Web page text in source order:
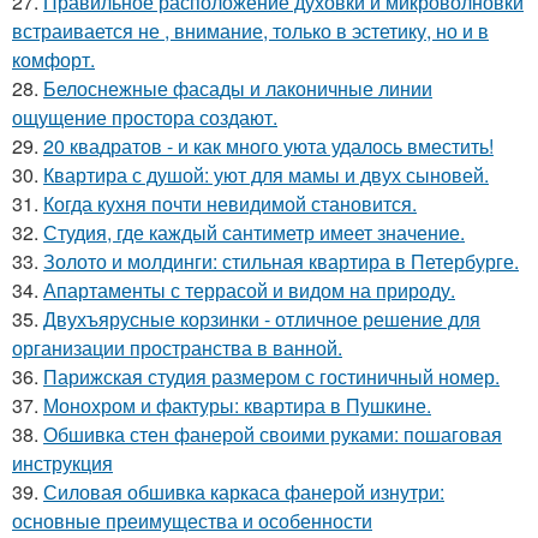
встраивается не , внимание, только в эстетику, но и в
комфорт.
28. Белоснежные фасады и лаконичные линии
ощущение простора создают.
29. 20 квадратов - и как много уюта удалось вместить!
30. Квартира с душой: уют для мамы и двух сыновей.
31. Когда кухня почти невидимой становится.
32. Студия, где каждый сантиметр имеет значение.
33. Золото и молдинги: стильная квартира в Петербурге.
34. Апартаменты с террасой и видом на природу.
35. Двухъярусные корзинки - отличное решение для
организации пространства в ванной.
36. Парижская студия размером с гостиничный номер.
37. Монохром и фактуры: квартира в Пушкине.
38. Обшивка стен фанерой своими руками: пошаговая
инструкция
39. Силовая обшивка каркаса фанерой изнутри:
основные преимущества и особенности